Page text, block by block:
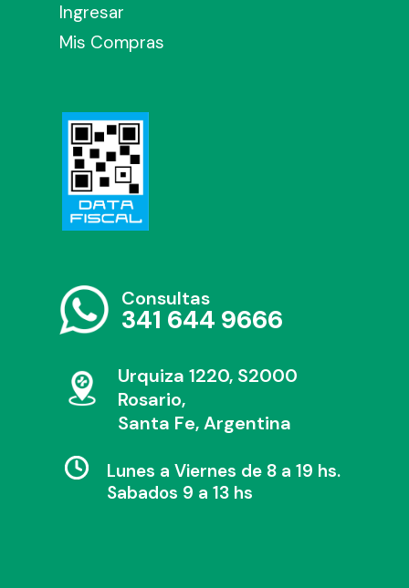
Ingresar
Mis Compras
Consultas
341 644 9666
Urquiza 1220, S2000
Rosario,
Santa Fe, Argentina
Lunes a Viernes de 8 a 19 hs.
Sabados 9 a 13 hs